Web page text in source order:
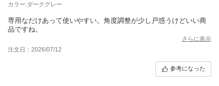
カラー:ダークグレー
専用なだけあって使いやすい。角度調整が少し戸惑うけどいい商
品ですね。
さらに表示
注文日：2026/07/12
参考になった